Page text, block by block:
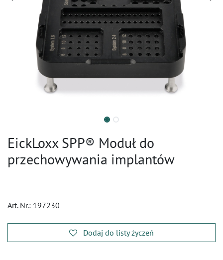
EickLoxx SPP® Moduł do
przechowywania implantów
Art. Nr.: 197230
Dodaj do listy życzeń